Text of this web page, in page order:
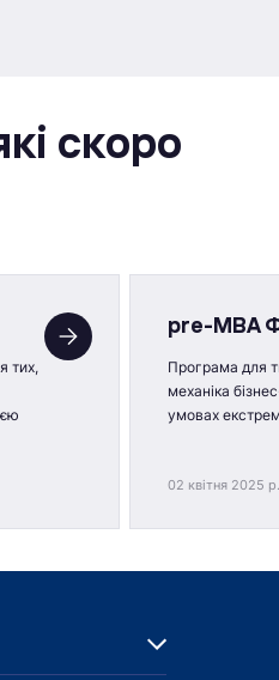
скоро
тих,
pre-MBA
Програма для
механіка
умовах
02 квітня 2025 р.